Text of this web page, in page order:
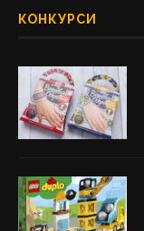
КОНКУРСИ